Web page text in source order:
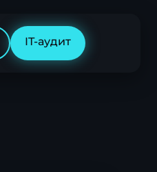
IT-аудит